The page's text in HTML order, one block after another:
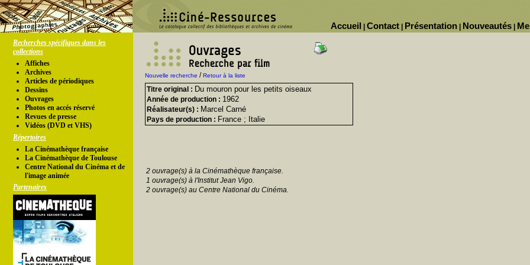
Nouveautés
Présentation
Contact
Accueil
Recherches spécifiques dans les
collections
Affiches
Archives
Articles de périodiques
Dessins
Ouvrages
Photos en accés réservé
Revues de presse
Vidéos (DVD et VHS)
Répertoires
La Cinémathèque française
La Cinémathèque de Toulouse
Centre National du Cinéma et de
l'image animée
Partenaires
Nouvelle recherche /Retour à la liste
Titre original : Du mouron pour les petits oiseaux
Année de production : 1962
Réalisateur(s) : Marcel Carné
Pays de production : France ; Italie
2 ouvrage(s) à la Cinémathèque française.
1 ouvrage(s) à l'Institut Jean Vigo.
2 ouvrage(s) au Centre National du Cinéma.